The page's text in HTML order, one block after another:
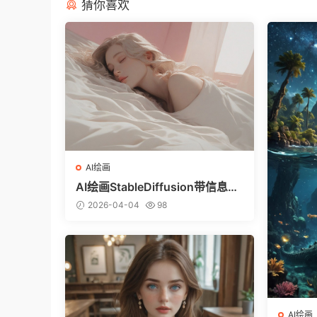
猜你喜欢
AI绘画
AI绘画StableDiffusion带信息样
图（civitai.com网站精选）-躺在
2026-04-04 98
AI绘画